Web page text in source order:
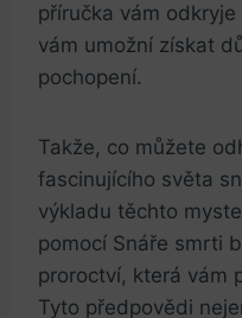
příručka vám
vám umožní ‍získat
pochopení.
Takže, co můžete
fascinujícího světa
výkladu‌ těchto
pomocí Snáře ⁤smrti
proroctví, která ‍vám
Tyto ⁤předpovědi